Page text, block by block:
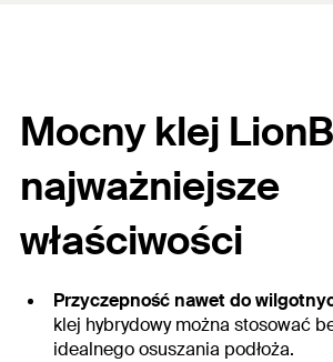
Mocny klej
najważniejsze
właściwości
Przyczepność nawet do
klej hybrydowy można stosować
idealnego osuszania podłoża.